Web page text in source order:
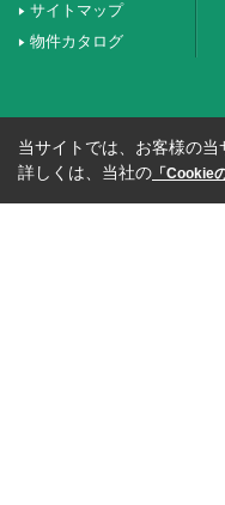
サイトマップ
物件カタログ
当サイトでは、お客様の
詳しくは、当社の 「Cookie